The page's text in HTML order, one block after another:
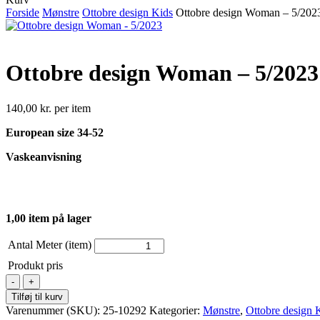
Cart
Forside Mønstre Ottobre design Kids Ottobre design Woman – 5/
Ottobre design Woman – 5/2023
140,00 kr. per item
European size 34-52
Vaskeanvisning
1,00 item på lager
Antal Meter (item)
Produkt pris
Ottobre
design
Woman
Tilføj til kurv
Varenummer (SKU): 25-10292 Kategorier: Mønstre, Ottobre design